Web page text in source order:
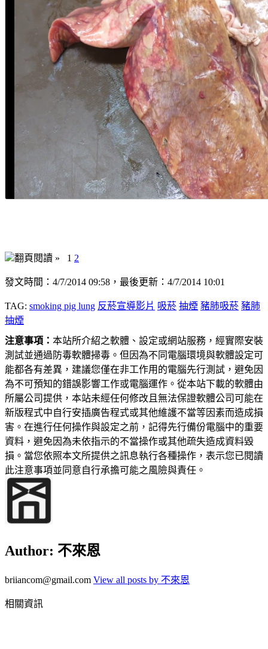
翻頁閱讀 » 1 2
發文時間：4/7/2014 09:58，最後更新：4/7/2014 10:01
TAG: smoking pig lung 反菸宣導影片 吸菸 抽煙 豬肺吸菸 豬肺
抽煙
注意事項： 本站所介紹之軟體、設定或網站服務，經實際安裝
測試並通過防毒軟體掃毒。但因為不同電腦環境與軟體設定可
能都各有差異，建議您僅在非工作用的電腦先行測試，避免因
為不可預知的錯誤影響工作或電腦運作。從本站下載的軟體由
所屬公司提供，本站未經任何修改且無法保證軟體公司可能在
新版程式中自行安插廣告程式或其他維護不當等因素而造成損
害。在進行任何操作與設定之前，記得先行備份電腦中的重要
資料，避免因為未依指示的不當操作或其他疏失造成資料毀
損。當您依照本文所提供之訊息執行各種操作，表示您已閱讀
此注意事項並同意自行承擔可能之風險與責任。
Author: 不來恩
briiancom@gmail.com View all posts by 不來恩
相關資訊